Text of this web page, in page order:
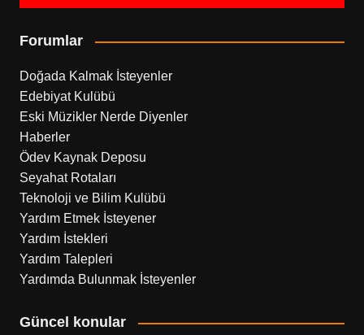
Forumlar
Doğada Kalmak İsteyenler
Edebiyat Kulübü
Eski Müzikler Nerde Diyenler
Haberler
Ödev Kaynak Deposu
Seyahat Rotaları
Teknoloji ve Bilim Kulübü
Yardım Etmek İsteyener
Yardım İstekleri
Yardım Talepleri
Yardımda Bulunmak İsteyenler
Güncel konular